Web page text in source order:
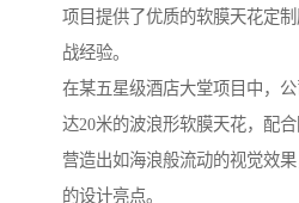
项目提供了优质的软膜天花定
战经验。
在某五星级酒店大堂项目中，
达20米的波浪形软膜天花，配合
营造出如海浪般流动的视觉效
的设计亮点。